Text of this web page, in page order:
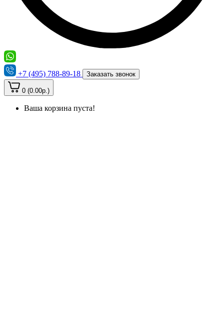
+7 (495) 788-89-18 Заказать звонок
0 (0.00р.)
Ваша корзина пуста!